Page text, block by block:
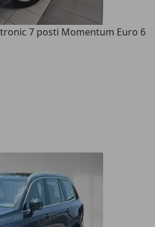
7 posti Momentum Euro 6